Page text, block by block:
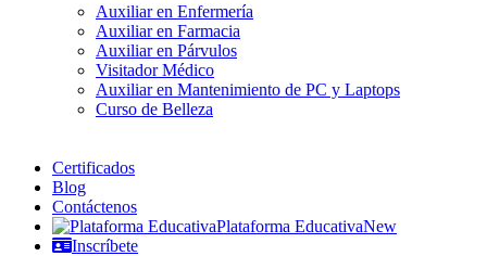
Auxiliar en Enfermería
Auxiliar en Farmacia
Auxiliar en Párvulos
Visitador Médico
Auxiliar en Mantenimiento de PC y Laptops
Curso de Belleza
Certificados
Blog
Contáctenos
Plataforma EducativaNew
Inscríbete